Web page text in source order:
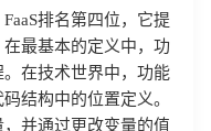
排名第四位，它提
最基本的定义中，功
在技术世界中，功能
结构中的位置定义。
并通过更改变量的值